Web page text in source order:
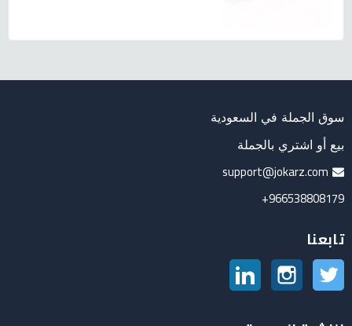
سوق الجملة في السعودية
بيع أو اشتري بالجملة
support@jokarz.com
966538808179+
تابعنا
تويتر انستغرام